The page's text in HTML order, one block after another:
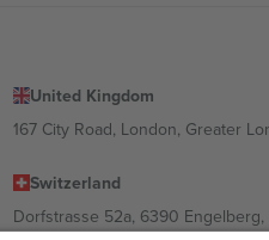
United Kingdom
167 City Road, London, Greater
Switzerland
Dorfstrasse 52a, 6390 Engelberg,